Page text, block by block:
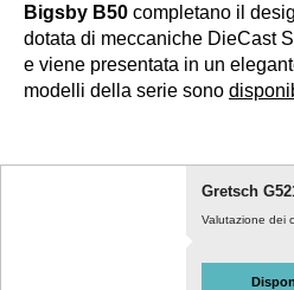
Bigsby B50 completano il
dotata di meccaniche DieCast
e viene presentata in un
modelli della serie sono
Gretsch
Valutazione dei